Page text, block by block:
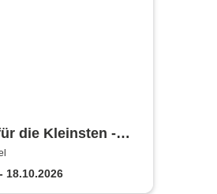
die Kleinsten -
Staatstheater
18.10.2026